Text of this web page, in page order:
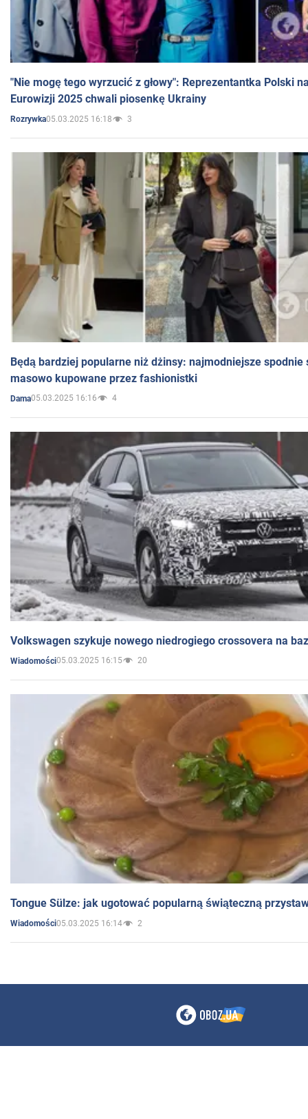
"Nie mogę tego wyrzucić z głowy": Reprezentantka Polski
Eurowizji 2025 chwali piosenkę Ukrainy
Rozrywka05.03.2025 16:18 3
Będą bardziej popularne niż dżinsy: najmodniejsze spodnie
masowo kupowane przez fashionistki
Dama05.03.2025 16:16 4
Volkswagen szykuje nowego niedrogiego crossovera na
Wiadomości05.03.2025 16:15 20
Tongue Sülze: jak ugotować popularną świąteczną
Wiadomości05.03.2025 16:14 2